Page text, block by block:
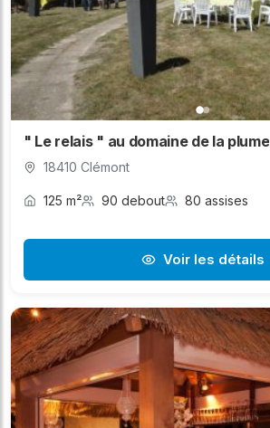
" Le relais " au domaine de la plume
18410 Clémont
125 m² 90 debout 80 assises
Voir les détails